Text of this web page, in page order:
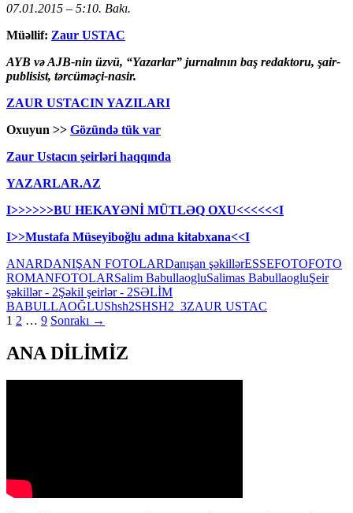
07.01.2015 – 5:10. Bakı.
Müəllif: Zaur USTAC
AYB və AJB-nin üzvü, “Yazarlar” jurnalının baş redaktoru, şair-
publisist, tərcüməçi-nasir.
ZAUR USTACIN YAZILARI
Oxuyun >> Gözündə tük var
Zaur Ustacın şeirləri haqqında
YAZARLAR.AZ
I>>>>>>BU HEKAYƏNİ MÜTLƏQ OXU<<<<<<I
I>>Mustafa Müseyiboğlu adına kitabxana<<I
ANARDANIŞAN FOTOLARDanışan şəkillərESSEFOTOFOTO
ROMANFOTOLARSalim BabullaogluSalimas BabullaogluŞeir
şəkillər - 2Şəkil şeirlər - 2SƏLİM
BABULLAOĞLUShsh2SHSH2_3ZAUR USTAC
Yazı
1 2 … 9 Sonrakı →
ANA DİLİMİZ